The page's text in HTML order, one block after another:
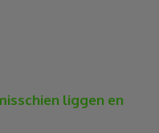
liggen en